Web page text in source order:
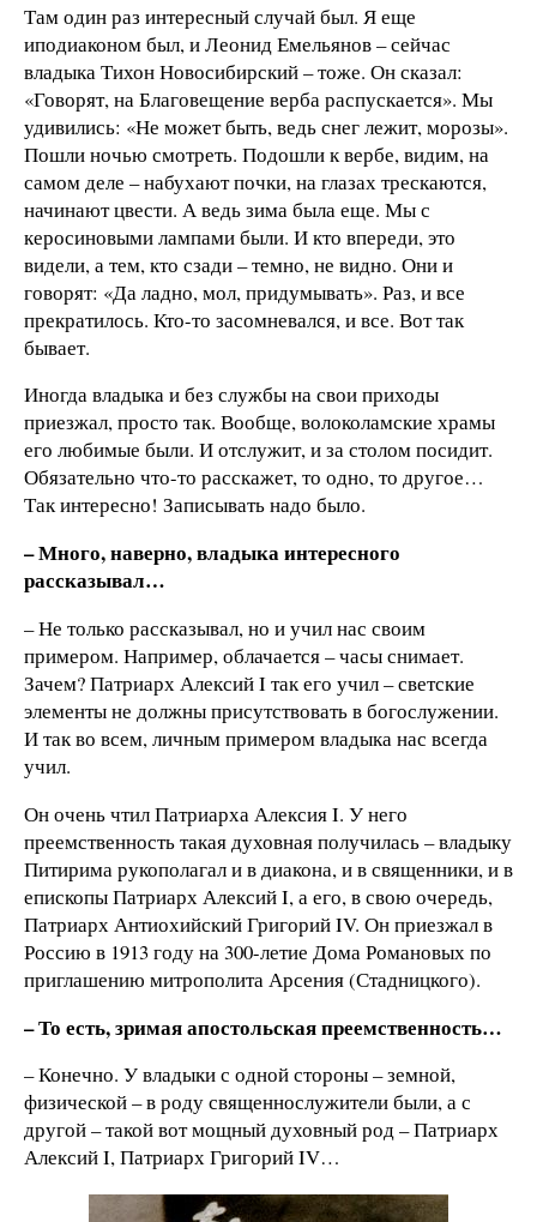
Там один раз интересный случай был. Я еще
иподиаконом был, и Леонид Емельянов – сейчас
владыка Тихон Новосибирский – тоже. Он сказал:
«Говорят, на Благовещение верба распускается». Мы
удивились: «Не может быть, ведь снег лежит, морозы».
Пошли ночью смотреть. Подошли к вербе, видим, на
самом деле – набухают почки, на глазах трескаются,
начинают цвести. А ведь зима была еще. Мы с
керосиновыми лампами были. И кто впереди, это
видели, а тем, кто сзади – темно, не видно. Они и
говорят: «Да ладно, мол, придумывать». Раз, и все
прекратилось. Кто-то засомневался, и все. Вот так
бывает.
Иногда владыка и без службы на свои приходы
приезжал, просто так. Вообще, волоколамские храмы
его любимые были. И отслужит, и за столом посидит.
Обязательно что-то расскажет, то одно, то другое…
Так интересно! Записывать надо было.
– Много, наверно, владыка интересного
рассказывал…
– Не только рассказывал, но и учил нас своим
примером. Например, облачается – часы снимает.
Зачем? Патриарх Алексий I так его учил – светские
элементы не должны присутствовать в богослужении.
И так во всем, личным примером владыка нас всегда
учил.
Он очень чтил Патриарха Алексия I. У него
преемственность такая духовная получилась – владыку
Питирима рукополагал и в диакона, и в священники, и в
епископы Патриарх Алексий I, а его, в свою очередь,
Патриарх Антиохийский Григорий IV. Он приезжал в
Россию в 1913 году на 300-летие Дома Романовых по
приглашению митрополита Арсения (Стадницкого).
– То есть, зримая апостольская преемственность…
– Конечно. У владыки с одной стороны – земной,
физической – в роду священнослужители были, а с
другой – такой вот мощный духовный род – Патриарх
Алексий I, Патриарх Григорий IV…